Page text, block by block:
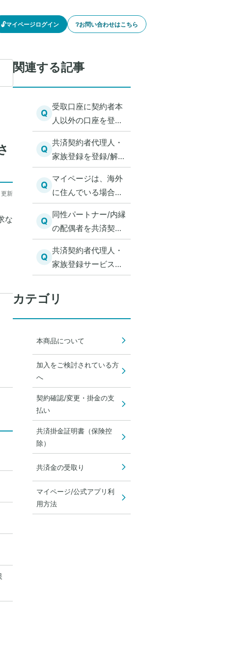
🔓マイページログイン ❔お問い合わせはこちら
新
な
関連する記事
Q
受取口座に契約者本
人以外の口座を登録
できますか？
Q
共済契約者代理人・
家族登録を登録/解除
したい。
Q
マイページは、海外
に住んでいる場合、
利用申込み可能か教
えてください。
Q
同性パートナー/内縁
の配偶者を共済契約
者代理人・登録家族
に登録する方法を教
えてください。
Q
共済契約者代理人・
家族登録サービスに
ついて教えてくださ
い。
カテゴリ
本商品について
加入をご検討されている方
へ
契約確認/変更・掛金の支
払い
共済掛金証明書（保険控
除）
共済金の受取り
マイページ/公式アプリ利
用方法